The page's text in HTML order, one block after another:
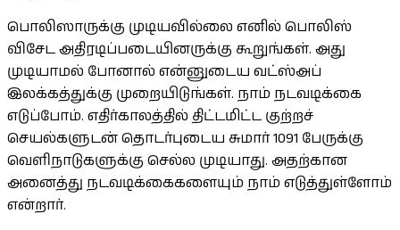
பொலிஸாருக்கு முடியவில்லை எனில் பொலிஸ்
விசேட அதிரடிப்படையினருக்கு கூறுங்கள். அது
முடியாமல் போனால் என்னுடைய வட்ஸ்அப்
இலக்கத்துக்கு முறையிடுங்கள். நாம் நடவடிக்கை
எடுப்போம். எதிர்காலத்தில் திட்டமிட்ட குற்றச்
செயல்களுடன் தொடர்புடைய சுமார் 1091 பேருக்கு
வெளிநாடுகளுக்கு செல்ல முடியாது. அதற்கான
அனைத்து நடவடிக்கைகளையும் நாம் எடுத்துள்ளோம்
என்றார்.